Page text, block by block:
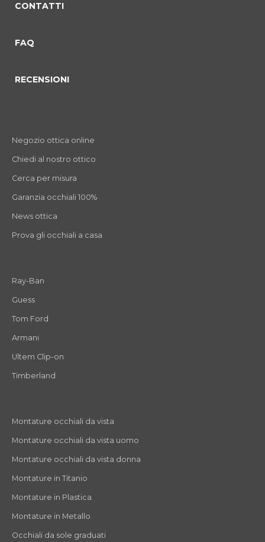
CONTATTI
FAQ
RECENSIONI
Negozio ottica online
Chiedi al nostro ottico
Cerca per misura
Garanzia occhiali 100%
News ottica
Prova gli occhiali a casa
Ray-Ban
Guess
Tom Ford
Armani
Ultem Clip-on
Timberland
Montature occhiali da vista
Montature occhiali da vista uomo
Montature occhiali da vista donna
Montature in Titanio
Montature in Plastica
Montature in Metallo
Occhiali da sole graduati